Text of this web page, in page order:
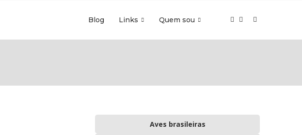
Blog Links Quem sou
Aves brasileiras